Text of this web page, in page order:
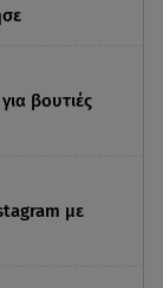
βουτιές
με